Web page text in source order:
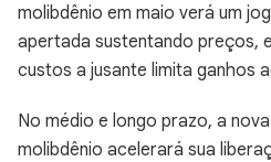
molibdênio em maio verá um
apertada sustentando preços,
custos a jusante limita ganhos
No médio e longo prazo, a
molibdênio acelerará sua